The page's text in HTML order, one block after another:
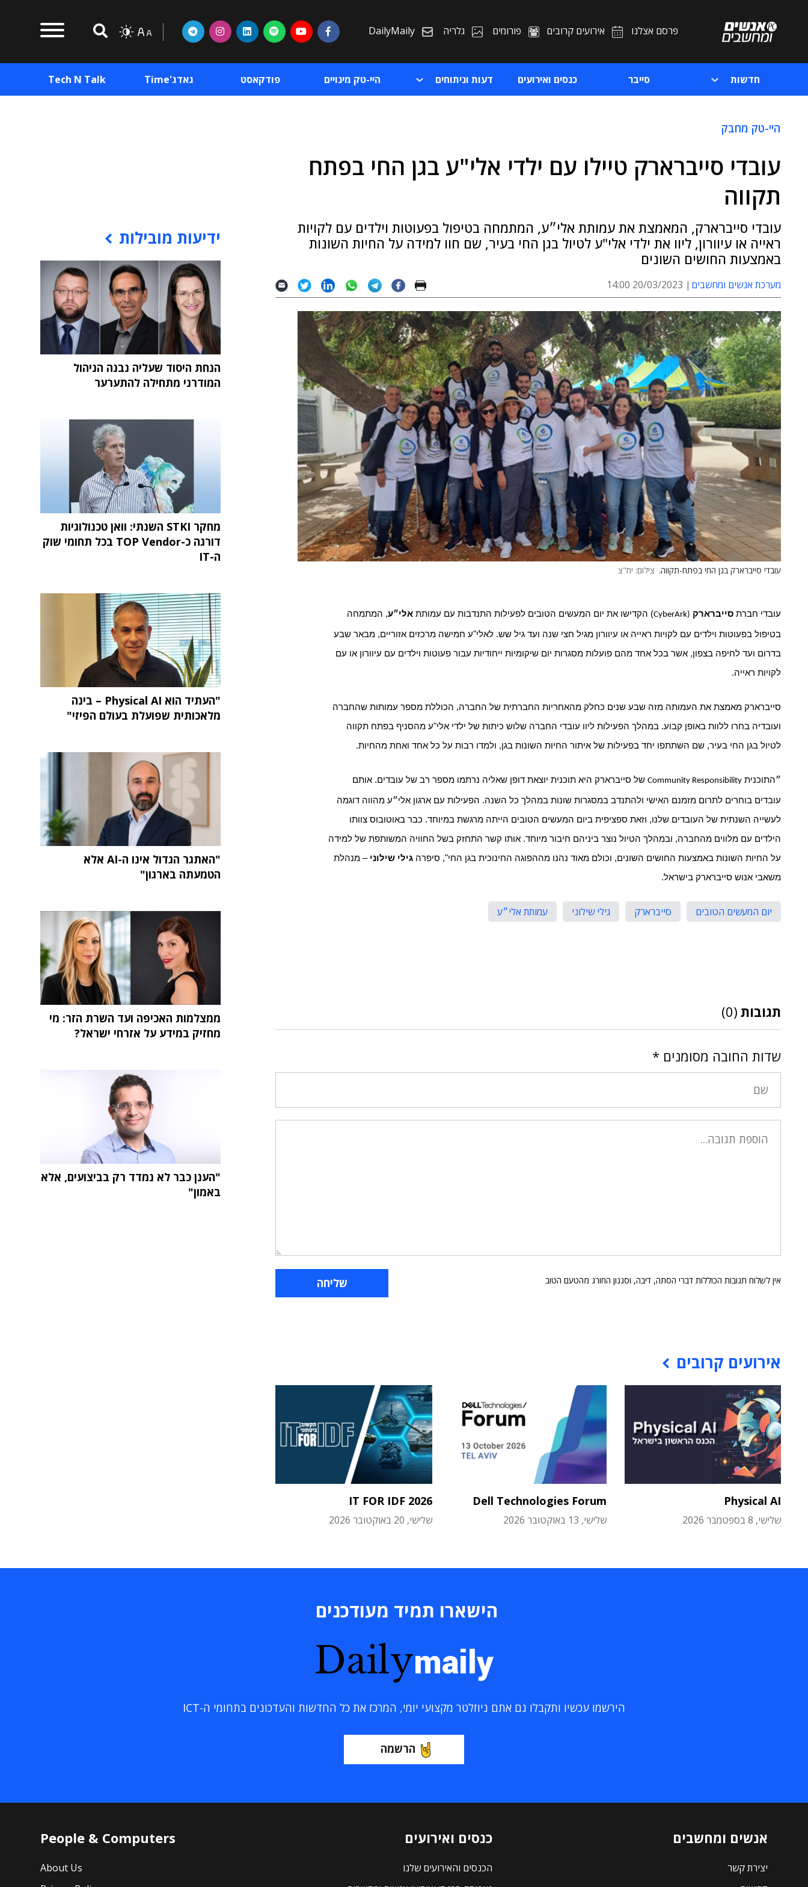
פרסם אצלנו אירועים קרובים פורומים גלריה DailyMaily
חדשות סייבר כנסים ואירועים דעות וניתוחים היי-טק מינויים פודקאסט גאדג'Time Tech N Talk
היי-טק מחבק
עובדי סייברארק טיילו עם ילדי אלי"ע בגן החי בפתח
תקווה
עובדי סייברארק, המאמצת את עמותת אלי״ע, המתמחה בטיפול בפעוטות וילדים עם לקויות
ראייה או עיוורון, ליוו את ילדי אלי"ע לטיול בגן החי בעיר, שם חוו למידה על החיות השונות
באמצעות החושים השונים
מערכת אנשים ומחשבים 20/03/2023 14:00
עובדי סייברארק בגן החי בפתח-תקווה. צילום: יח"צ
עובדי חברת סייברארק CyberArk)) הקדישו את יום המעשים הטובים לפעילות התנדבות עם עמותת אלי״ע, המתמחה
בטיפול בפעוטות וילדים עם לקויות ראייה או עיוורון מגיל חצי שנה ועד גיל שש. לאלי"ע חמישה מרכזים אזוריים, מבאר שבע
בדרום ועד לחיפה בצפון, אשר בכל אחד מהם פועלות מסגרות יום שיקומיות ייחודיות עבור פעוטות וילדים עם עיוורון או עם
לקויות ראייה.
סייברארק מאמצת את העמותה מזה שבע שנים כחלק מהאחריות החברתית של החברה, הכוללת מספר עמותות שהחברה
ועובדיה בחרו ללוות באופן קבוע. במהלך הפעילות ליוו עובדי החברה שלוש כיתות של ילדי אלי"ע מהסניף בפתח תקווה
לטיול בגן החי בעיר, שם השתתפו יחד בפעילות של איתור החיות השונות בגן, ולמדו רבות על כל אחד ואחת מהחיות.
״התוכנית Community Responsibility של סייברארק היא תוכנית יוצאת דופן שאליה נרתמו מספר רב של עובדים. אותם
עובדים בוחרים לתרום מזמנם האישי ולהתנדב במסגרות שונות במהלך כל השנה. הפעילות עם ארגון אלי״ע מהווה דוגמה
לעשייה השנתית של העובדים שלנו, וזאת ספציפית ביום המעשים הטובים הייתה מרגשת במיוחד. כבר באוטובוס צוותו
הילדים עם מלווים מהחברה, ובמהלך הטיול נוצר ביניהם חיבור מיוחד. אותו קשר התחזק בשל החוויה המשותפת של למידה
על החיות השונות באמצעות החושים השונים, וכולם מאוד נהנו מההפוגה החינוכית בגן החי", סיפרה גילי שילוני – מנהלת
משאבי אנוש סייברארק בישראל.
יום המעשים הטובים סייברארק גילי שילוני עמותת אלי״ע
תגובות (0)
שדות החובה מסומנים *
אין לשלוח תגובות הכוללות דברי הסתה, דיבה, וסגנון החורג מהטעם הטוב
אירועים קרובים
Physical AI
שלישי, 8 בספטמבר 2026
Dell Technologies Forum
שלישי, 13 באוקטובר 2026
IT FOR IDF 2026
שלישי, 20 באוקטובר 2026
ידיעות מובילות
הנחת היסוד שעליה נבנה הניהול
המודרני מתחילה להתערער
מחקר STKI השנתי: וואן טכנולוגיות
דורגה כ-TOP Vendor בכל תחומי שוק
ה-IT
"העתיד הוא Physical AI – בינה
מלאכותית שפועלת בעולם הפיזי"
"האתגר הגדול אינו ה-AI אלא
הטמעתה בארגון"
ממצלמות האכיפה ועד השרת הזר: מי
מחזיק במידע על אזרחי ישראל?
"הענן כבר לא נמדד רק בביצועים, אלא
באמון"
הישארו תמיד מעודכנים
Dailymaily
הירשמו עכשיו ותקבלו גם אתם ניוזלטר מקצועי יומי, המרכז את כל החדשות והעדכונים בתחומי ה-ICT
הרשמה
אנשים ומחשבים
יצירת קשר
כנסים ואירועים
הכנסים והאירועים שלנו
People & Computers
About Us